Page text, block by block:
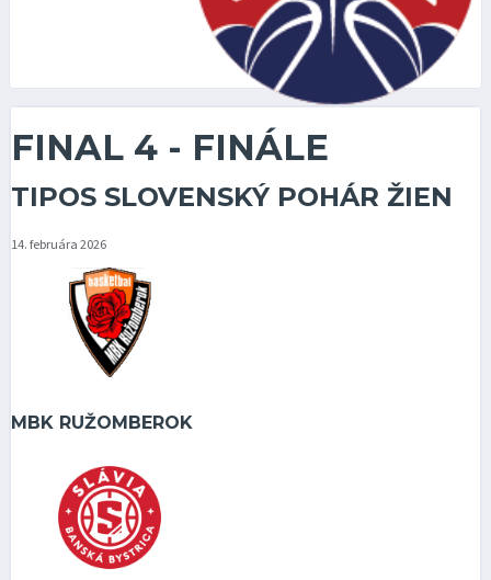
FINAL 4 - FINÁLE
TIPOS SLOVENSKÝ POHÁR ŽIEN
14. februára 2026
MBK RUŽOMBEROK